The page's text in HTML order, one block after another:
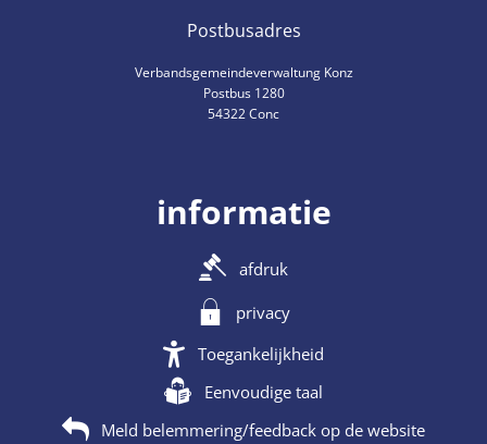
Postbusadres
Verbandsgemeindeverwaltung Konz
Postbus 1280
54322 Conc
informatie
afdruk
privacy
Toegankelijkheid
Eenvoudige taal
Meld belemmering/feedback op de website